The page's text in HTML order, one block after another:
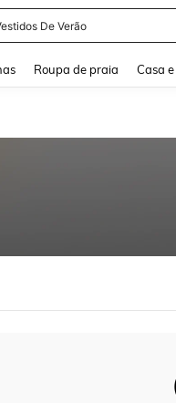
De Verão
Roupa de praia Casa